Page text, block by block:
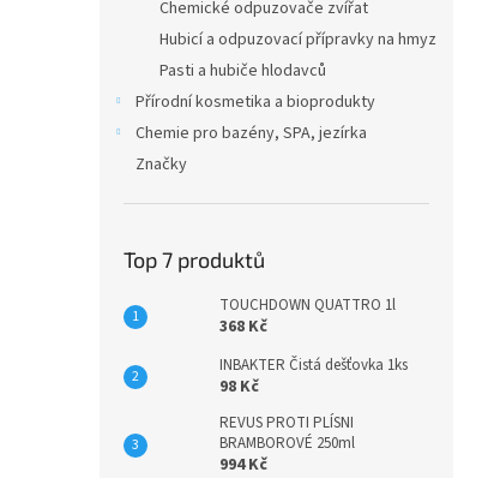
Chemické odpuzovače zvířat
Hubicí a odpuzovací přípravky na hmyz
Pasti a hubiče hlodavců
Přírodní kosmetika a bioprodukty
Chemie pro bazény, SPA, jezírka
Značky
Top 7 produktů
TOUCHDOWN QUATTRO 1l
368 Kč
INBAKTER Čistá dešťovka 1ks
98 Kč
REVUS PROTI PLÍSNI
BRAMBOROVÉ 250ml
994 Kč